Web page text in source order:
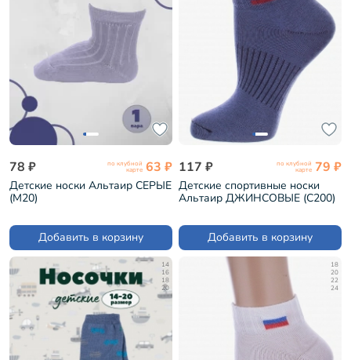
78 ₽ по клубной
карте 63 ₽
Детские носки Альтаир СЕРЫЕ
(М20)
Добавить в корзину
117 ₽ по клубной
карте 79 ₽
Детские спортивные носки
Альтаир ДЖИНСОВЫЕ (С200)
Добавить в корзину
14
16
18
20
18
20
22
24